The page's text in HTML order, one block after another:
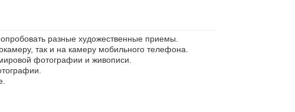
разные художественные приемы.
так и на камеру мобильного телефона.
фотографии и живописи.